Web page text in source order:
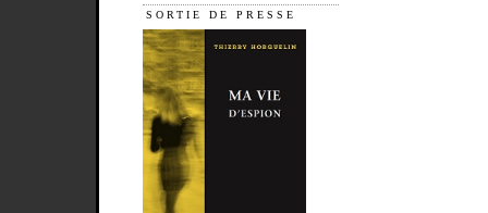
SORTIE DE PRESSE